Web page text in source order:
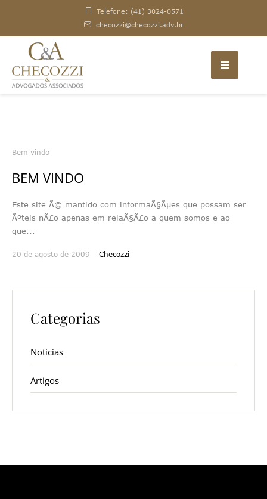
Telefone: (41) 3024-0571
checozzi@checozzi.adv.br
Bem vindo
BEM VINDO
Este site Ã© mantido com informaÃ§Ãµes que possam ser
Ãºteis nÃ£o apenas em relaÃ§Ã£o a quem somos e ao
que...
20 de agosto de 2009 Checozzi
Categorias
Notícias
Artigos